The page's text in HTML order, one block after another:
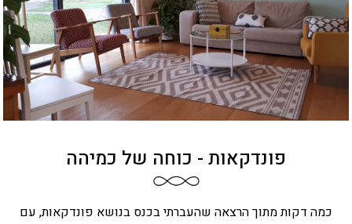
פונדקאות - כוחה של כמיהה
כמה דקות מתוך הרצאה שהעברתי בכנס בנושא פונדקאות, עם